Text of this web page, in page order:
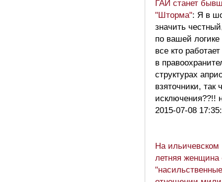
ГАИ станет
"Шторма": Я в
значить
по вашей логике
все кто работает
в
структурах
взяточники, так
исключения??!!
2015-07-08
На ильичевском
летняя